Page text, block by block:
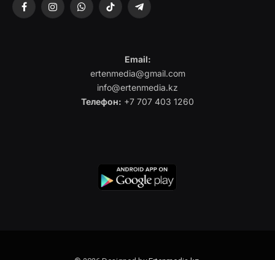
FacebookInstagramWhatsAppTikTok Telegram
Email:
ertenmedia@gmail.com
info@ertenmedia.kz
Телефон: +7 707 403 1260